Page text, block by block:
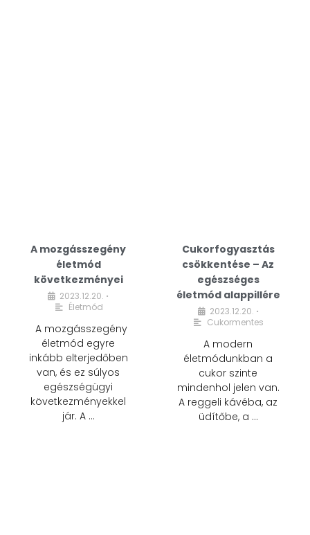
A mozgásszegény
életmód
következményei
2023.12.20. •
Életmód
A mozgásszegény
életmód egyre
inkább elterjedőben
van, és ez súlyos
egészségügyi
következményekkel
jár. A …
Cukorfogyasztás
csökkentése – Az
egészséges
életmód alappillére
2023.12.20. •
Cukormentes
A modern
életmódunkban a
cukor szinte
mindenhol jelen van.
A reggeli kávéba, az
üdítőbe, a …